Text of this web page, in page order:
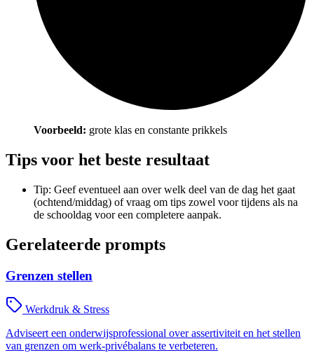
Voorbeeld: grote klas en constante prikkels
Tips voor het beste resultaat
Tip: Geef eventueel aan over welk deel van de dag het gaat
(ochtend/middag) of vraag om tips zowel voor tijdens als na
de schooldag voor een completere aanpak.
Gerelateerde prompts
Grenzen stellen
Werkdruk & Stress
Adviseert een onderwijsprofessional over assertiviteit en het stellen
van grenzen om werk-privébalans te verbeteren.